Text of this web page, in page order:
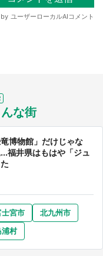
な街
博物館」だけじゃな
福井県はもはや「ジュ
宮市
北九州市
浦村